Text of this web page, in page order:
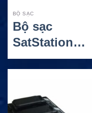
BỘ SẠC
Bộ sạc
SatStation
IsatPhone 2 –
Phụ kiện sạc
cho điện thoại